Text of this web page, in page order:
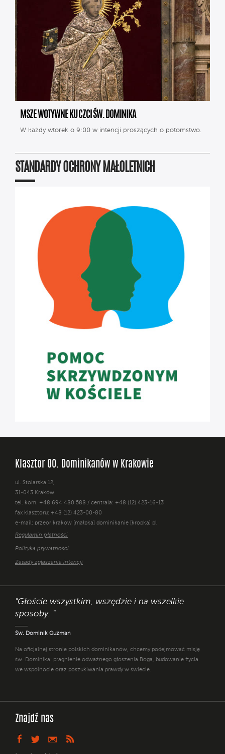
MSZE WOTYWNE KU CZCI ŚW. DOMINIKA
W każdy wtorek o 9:00 w intencji proszących o potomstwo.
STANDARDY OCHRONY MAŁOLETNICH
Klasztor OO. Dominikanów w Krakowie
ul. Stolarska 12,
31-043 Kraków
tel. kom. +48 694 480 588 / centrala: +48 (12) 423-16-13
fax klasztoru: +48 (12) 423-00-80
e-mail: przeor.krakow [małpka] dominikanie [kropka] pl
Regulamin płatności
Polityka prywatności
Zasady zgłaszania intencji
"Głoście wszystkim, wszędzie i na wszelkie
sposoby. "
Św. Dominik Guzman
Na oficjalnej stronie polskich dominikanów, chcemy podejmować misję
św. Dominika: pragnienie odważnego głoszenia Boga, budowanie życia
we wspólnocie oraz poszukiwania prawdy w świecie.
Znajdź nas